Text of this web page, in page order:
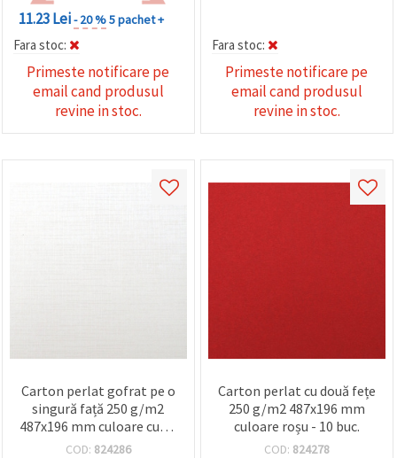
11.23 Lei- 20 %5 pachet +
Fara stoc:
Primeste notificare pe
email cand produsul
revine in stoc.
Fara stoc:
Primeste notificare pe
email cand produsul
revine in stoc.
Carton perlat gofrat pe o
singură față 250 g/m2
487x196 mm culoare cuarț
perlat - 10 buc.
COD: 824286
Carton perlat cu două fețe
250 g/m2 487x196 mm
culoare roșu - 10 buc.
COD: 824278